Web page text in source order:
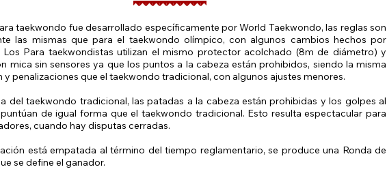
taekwondo fue desarrollado específicamente por World Taekwondo, las reglas son
las mismas que para el taekwondo olímpico, con algunos cambios hechos por
Los Para taekwondistas utilizan el mismo protector acolchado (8m de diámetro) y
mica sin sensores ya que los puntos a la cabeza están prohibidos, siendo la misma
y penalizaciones que el taekwondo tradicional, con algunos ajustes menores.
del taekwondo tradicional, las patadas a la cabeza están prohibidas y los golpes al
de igual forma que el taekwondo tradicional. Esto resulta espectacular para
cuando hay disputas cerradas.
está empatada al término del tiempo reglamentario, se produce una Ronda de
se define el ganador.